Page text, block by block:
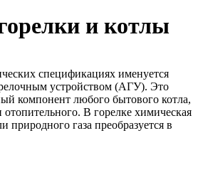
и котлы
спецификациях именуется
устройством (АГУ). Это
компонент любого бытового котла,
отопительного. В горелке химическая
природного газа преобразуется в